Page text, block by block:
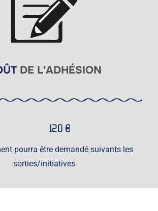
DE L'ADHÉSION
120 €
pourra être demandé suivants les
sorties/initiatives